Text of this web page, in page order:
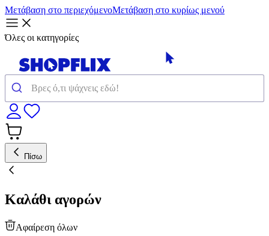
Μετάβαση στο περιεχόμενοΜετάβαση στο κυρίως μενού
Όλες οι κατηγορίες
Πίσω
Καλάθι αγορών
Αφαίρεση όλων